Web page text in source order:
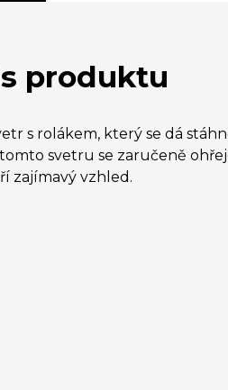
produktu
s rolákem, který se dá
svetru se zaručeně
zajímavý vzhled.